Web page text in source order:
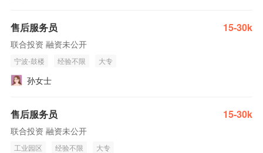
售后服务员 15-30k
联合投资 融资未公开
宁波-鼓楼 经验不限 大专
孙女士
售后服务员 15-30k
联合投资 融资未公开
工业园区 经验不限 大专